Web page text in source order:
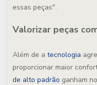
essas peças".
Valorizar peças
Além de a tecnologia
proporcionar maior
de alto padrão ganham